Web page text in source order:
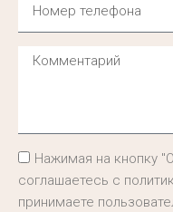
Нажимая на кнопку
соглашаетесь с
принимаете